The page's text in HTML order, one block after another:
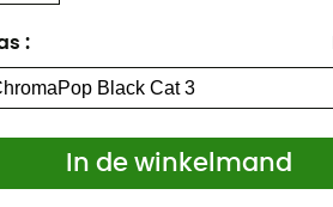
:
In de winkelmand